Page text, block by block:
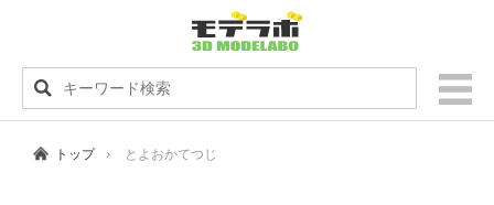
トップ とよおかてつじ